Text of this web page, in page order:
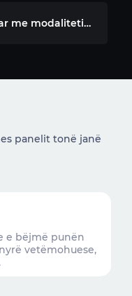
Përdorim i personalizuar me modalitetin ditë/natë
panelit tonë janë
e bëjmë punën
vetëmohuese,